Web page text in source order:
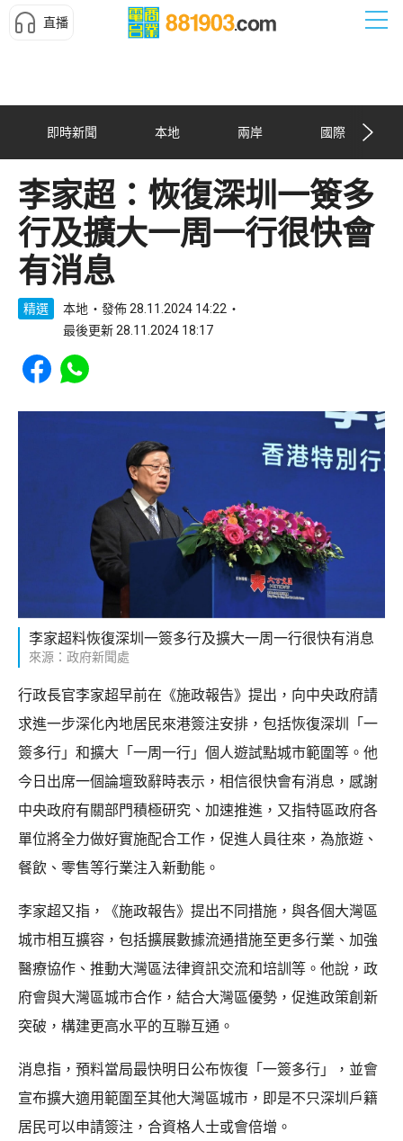
直播
即時新聞 本地 兩岸 國際
李家超：恢復深圳一簽多
行及擴大一周一行很快會
有消息
精選 本地
發佈 28.11.2024 14:22
最後更新 28.11.2024 18:17
Share to Facebook
Share to WhatsApp
李家超料恢復深圳一簽多行及擴大一周一行很快有消息
來源：政府新聞處
行政長官李家超早前在《施政報告》提出，向中央政府請
求進一步深化內地居民來港簽注安排，包括恢復深圳「一
簽多行」和擴大「一周一行」個人遊試點城市範圍等。他
今日出席一個論壇致辭時表示，相信很快會有消息，感謝
中央政府有關部門積極研究、加速推進，又指特區政府各
單位將全力做好實施配合工作，促進人員往來，為旅遊、
餐飲、零售等行業注入新動能。
李家超又指，《施政報告》提出不同措施，與各個大灣區
城市相互擴容，包括擴展數據流通措施至更多行業、加強
醫療協作、推動大灣區法律資訊交流和培訓等。他說，政
府會與大灣區城市合作，結合大灣區優勢，促進政策創新
突破，構建更高水平的互聯互通。
消息指，預料當局最快明日公布恢復「一簽多行」，並會
宣布擴大適用範圍至其他大灣區城市，即是不只深圳戶籍
居民可以申請簽注，合資格人士或會倍增。